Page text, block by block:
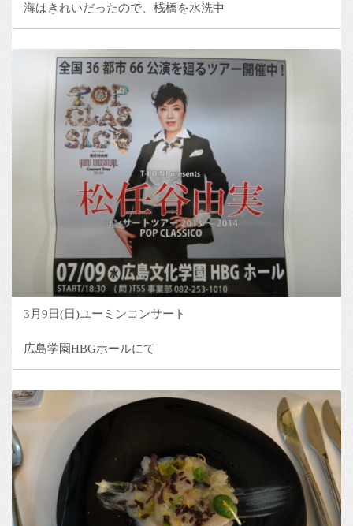
海はきれいだったので、桟橋を水洗中
3月9日(日)ユーミンコンサート
広島学園HBGホールにて